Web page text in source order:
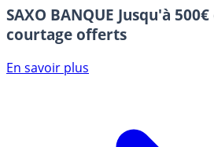
SAXO BANQUE Jusqu'à
courtage offerts
En savoir plus